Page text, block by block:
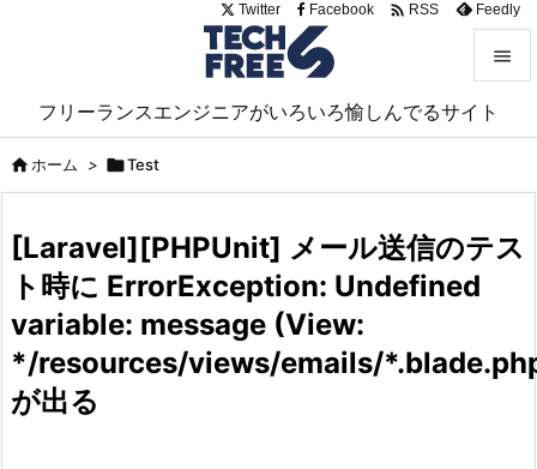
フリーランスエンジニアがいろいろ愉しんでるサイト


サイド
前へ

検索
Twitter Facebook  RSS Feedly
ホーム > Test
[Laravel][PHPUnit] メール送信のテス
ト時に ErrorException: Undefined
variable: message (View:
*/resources/views/emails/
が出る